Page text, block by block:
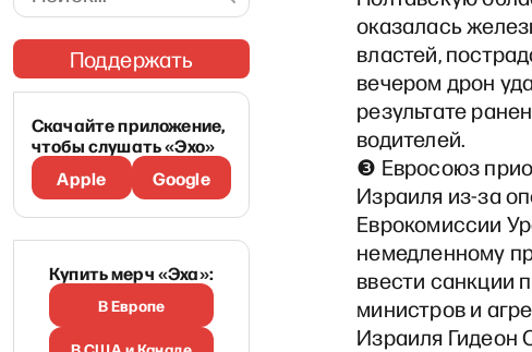
Поддержать
Скачайте приложение,
чтобы слушать «Эхо»
Apple
Google
Купить мерч «Эха»:
В Европе
оказалась
властей,
вечером дрон
результате
водителей.
❸ Евросоюз
Израиля из-за
Еврокомиссии
немедленному
ввести санкции
министров и
Израиля Гидеон